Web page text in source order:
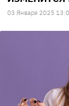
03 Января 2025